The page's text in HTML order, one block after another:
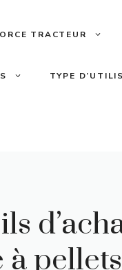
TRACTEUR
TYPE
pellets